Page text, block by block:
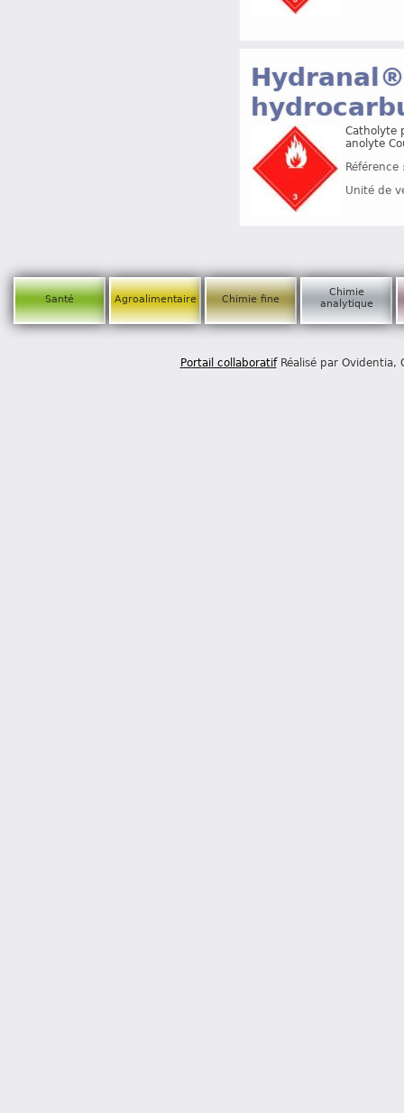
Catholyte
anolyte
Unité de
Santé Agroalimentaire Chimie fine
Chimie
analytique
Portail collaboratifRéalisé par Ovidentia,